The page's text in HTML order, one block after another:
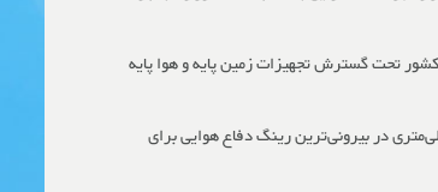
مناطق کشور تحت گسترش تجهیزات زمین پایه و هوا پایه
کنار دیگر فعالان عرصه هوایی دست به ابتکارات و نوآوری‌های مختلفی در سالهای دفاع مقدس دست زدند. قرار دادن سامانه‌های ارتفاع پست نظیر توپ ۲۳ میلی‌متری در بیرونی‌ترین رینگ دفاع هوایی برای